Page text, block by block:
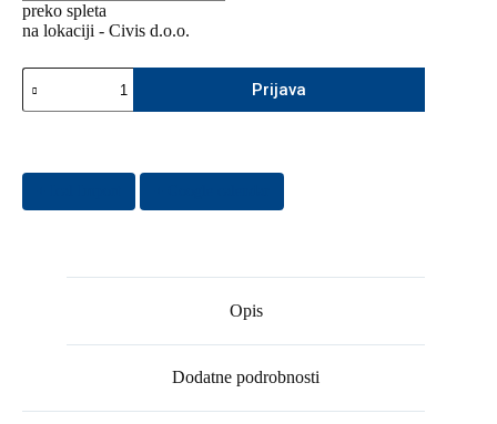
preko spleta
na lokaciji - Civis d.o.o.
Seminar:
Nov
Zakon
osebnih
-
Prijava
Opis
Dodatne podrobnosti